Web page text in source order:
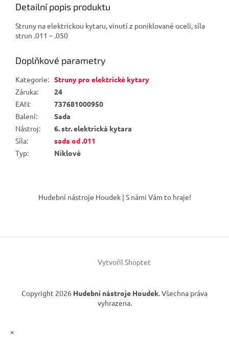
Detailní popis produktu
Struny na elektrickou kytaru, vinutí z poniklované oceli, síla
strun .011 – .050
Doplňkové parametry
Kategorie: Struny pro elektrické kytary
Záruka:
24
EAN:
737681000950
Balení:
Sada
Nástroj:
6. str. elektrická kytara
Síla:
sada od .011
Typ: Niklové
í
Hudební nástroje Houdek | S námi Vám to hraje!
Vytvořil Shoptet
Copyright 2026 Hudební nástroje Houdek. Všechna práva
vyhrazena.
×